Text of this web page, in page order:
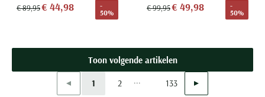
€ 89,95€ 44,98
-
50%
€ 99,95€ 49,98
-
50%
Toon volgende artikelen
Vorige
1 2
...
Page
133 Volgende